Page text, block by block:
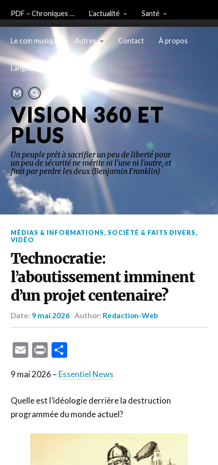
PDF – Chroniques … L’actualité Santé
Le coin musique Autres Contact À propos
Langue
VISION 360 ET
PLUS
Un peuple prêt à sacrifier un peu de liberté pour
un peu de sécurité ne mérite ni l'une ni l'autre, et
finit par perdre les deux (Benjamin Franklin)
MÉDIAS & INFORMATIONS,SOCIÉTÉ & FAITS DIVERS,
VIDÉO
Technocratie:
l’aboutissement imminent
d’un projet centenaire?
Date: 9 mai 2026 Author: Redaction-Web
Email
Print
9 mai 2026 – Essentiel News
Quelle est l’idéologie derrière la destruction
programmée du monde actuel?